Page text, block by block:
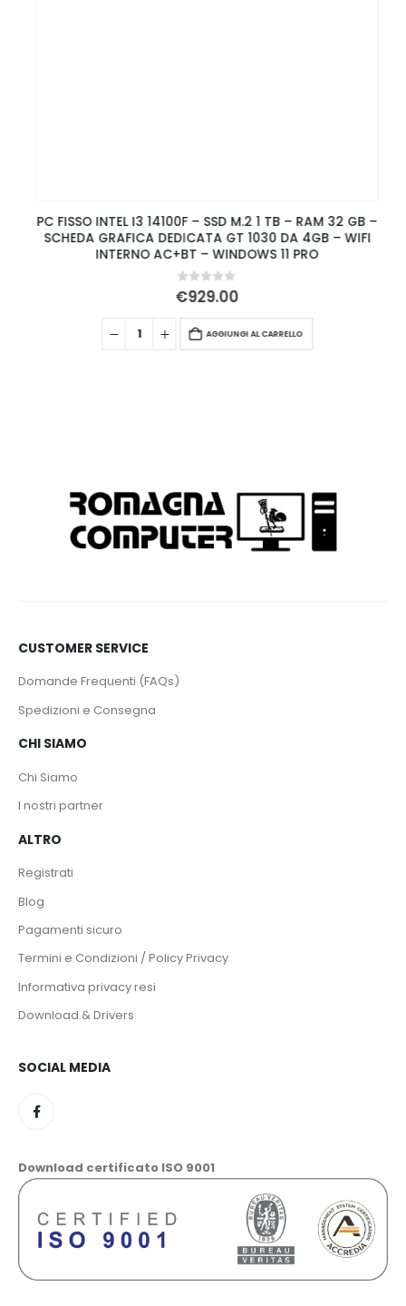
PC FISSO INTEL I3 14100F – SSD M.2 1 TB – RAM 32 GB –
SCHEDA GRAFICA DEDICATA GT 1030 DA 4GB – WIFI
INTERNO AC+BT – WINDOWS 11 PRO
0Su 5
€929.00
AGGIUNGI AL CARRELLO
CUSTOMER SERVICE
Domande Frequenti (FAQs)
Spedizioni e Consegna
CHI SIAMO
Chi Siamo
I nostri partner
ALTRO
Registrati
Blog
Pagamenti sicuro
Termini e Condizioni / Policy Privacy
Informativa privacy resi
Download & Drivers
SOCIAL MEDIA
Download certificato ISO 9001